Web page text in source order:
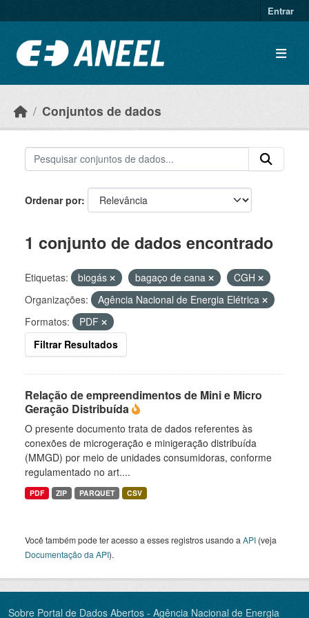
Entrar
Conjuntos de dados
Ordenar por
1 conjunto de dados encontrado
Etiquetas: biogás bagaço de cana
CGH
Organizações:
Agência Nacional de Energia Elétrica
Formatos:
PDF
Filtrar Resultados
Relação de empreendimentos de Mini e Micro
Geração Distribuída
O presente documento trata de dados referentes às
conexões de microgeração e minigeração distribuída
(MMGD) por meio de unidades consumidoras, conforme
regulamentado no art....
PDF ZIP PARQUET CSV
Você também pode ter acesso a esses registros usando a API (veja
Documentação da API).
Sobre Portal de Dados Abertos - Agência Nacional de Energia